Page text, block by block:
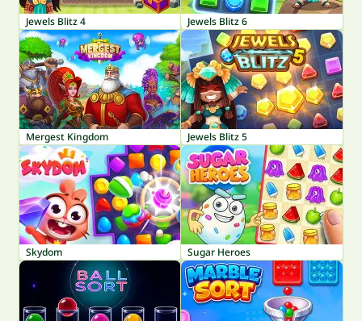
Jewels Blitz 4 Jewels Blitz 6
Mergest Kingdom Jewels Blitz 5
Skydom Sugar Heroes